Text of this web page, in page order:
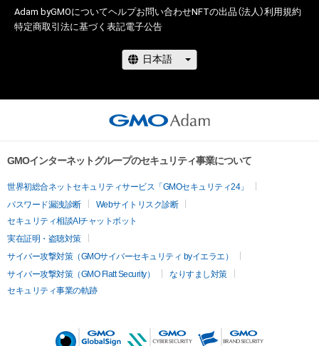
50ユニットをノミネートしました。
11月5，6日にモビリティリゾートもてぎで開催されるスー
パーGT第8戦で先行特別投票を実施。そして、11月16日よりフ
行い、上位20名がファイナルステージに進出します。
ロン2023のメインステージで開催するAdam byGMO日本レー
スクイーン大賞表彰式で行います。
サーキットで輝く今年の人気No.1レースクイーンはどのレー
スクイーンが選ばれるのか？　アナタの1票をお待ちしていま
す！
Adam byGMOについてヘルプお問い合わせNFTの出品（法人）利用規約
特定商取引法に基づく表記電子公告
GMOインターネットグループのセキュリティ事業について
世界初総合ネットセキュリティサービス「GMOセキュリティ24」
パスワード漏洩診断
Webサイトリスク診断
セキュリティ相談AIチャットボット
実在証明・盗聴対策
サイバー攻撃対策（GMOサイバーセキュリティ byイエラエ）
サイバー攻撃対策（GMO Flatt Security）
なりすまし対策
セキュリティ事業の軌跡